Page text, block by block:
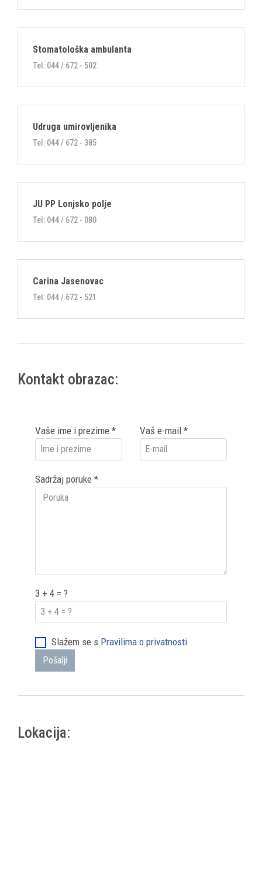
Stomatološka ambulanta
Tel: 044 / 672 - 502
Udruga umirovljenika
Tel: 044 / 672 - 385
JU PP Lonjsko polje
Tel: 044 / 672 - 080
Carina Jasenovac
Tel: 044 / 672 - 521
Kontakt obrazac:
Vaše ime i prezime * Vaš e-mail *
Sadržaj poruke *
3 + 4 = ?
Slažem se s Pravilima o privatnosti
Pošalji
Lokacija: